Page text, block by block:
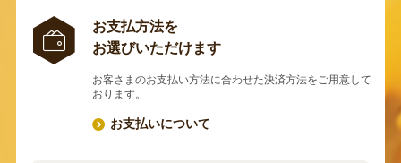
お支払方法を
お選びいただけます
お客さまのお支払い方法に合わせた決済方法をご用意して
おります。
お支払いについて